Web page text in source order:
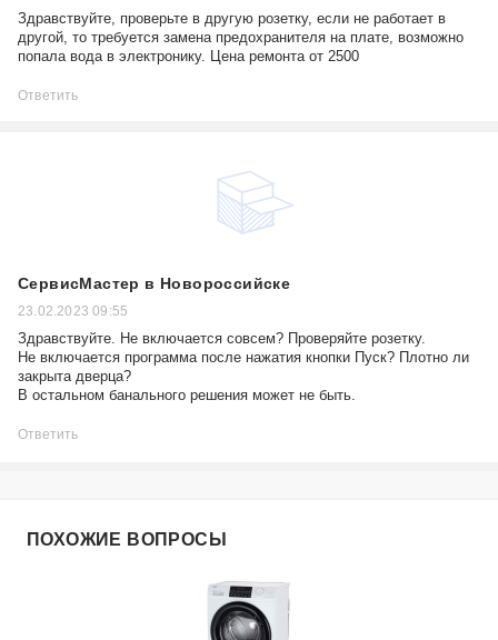
Здравствуйте, проверьте в другую розетку, если не работает в
другой, то требуется замена предохранителя на плате, возможно
попала вода в электронику. Цена ремонта от 2500
Ответить
СервисМастер в Новороссийске
23.02.2023 09:55
Здравствуйте. Не включается совсем? Проверяйте розетку.
Не включается программа после нажатия кнопки Пуск? Плотно ли
закрыта дверца?
В остальном банального решения может не быть.
Ответить
ПОХОЖИЕ ВОПРОСЫ